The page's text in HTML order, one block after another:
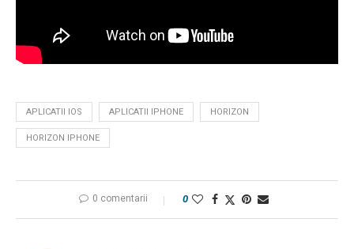
APLICATII IOS APLICATII IPHONE HORIZON
HORIZON IPHONE
0 comentarii 0